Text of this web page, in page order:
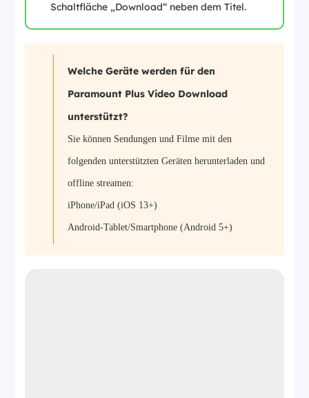
Schaltfläche „Download“ neben dem Titel.
Welche Geräte werden für den
Paramount Plus Video Download
unterstützt?
Sie können Sendungen und Filme mit den
folgenden unterstützten Geräten herunterladen und
offline streamen:
iPhone/iPad (iOS 13+)
Android-Tablet/Smartphone (Android 5+)